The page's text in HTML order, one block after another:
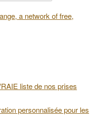
liste de nos prises
personnalisée pour les